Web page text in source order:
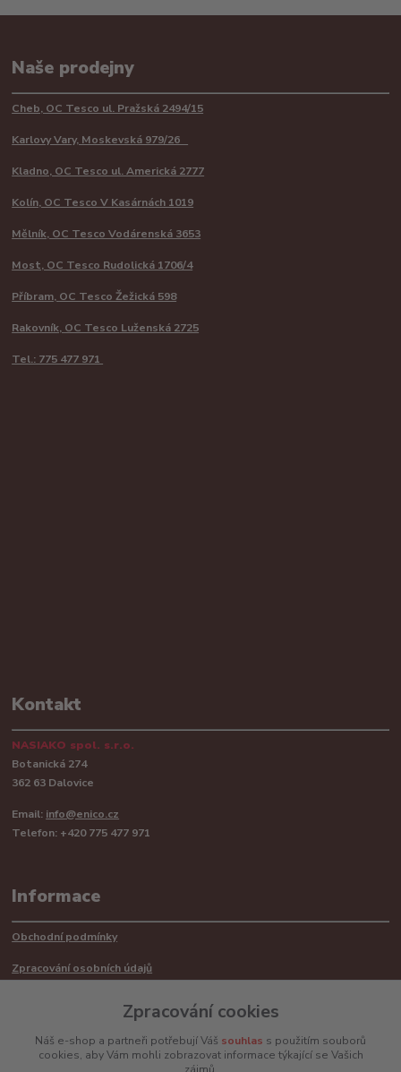
Naše prodejny
Cheb, OC Tesco ul. Pražská 2494/15
Karlovy Vary, Moskevská 979/26
Kladno, OC Tesco ul. Americká 2777
Kolín, OC Tesco V Kasárnách 1019
Mělník, OC Tesco Vodárenská 3653
Most, OC Tesco Rudolická 1706/4
Příbram, OC Tesco Žežická 598
Rakovník, OC Tesco Luženská 2725
Tel.: 775 477 971
Kontakt
NASIAKO spol. s.r.o.
Botanická 274
362 63 Dalovice
Email: info@enico.cz
Telefon: +420 775 477 971
Informace
Obchodní podmínky
Zpracování osobních údajů
Mimosoudní řešení sporů ADR
Zpracování cookies
Náš e-shop a partneři potřebují Váš souhlas s použitím souborů
cookies, aby Vám mohli zobrazovat informace týkající se Vašich
zájmů.